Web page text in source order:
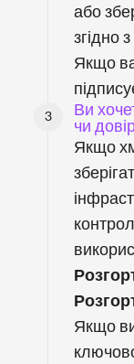
або
згідно
Якщо
Ви
чи
Якщо
Якщо